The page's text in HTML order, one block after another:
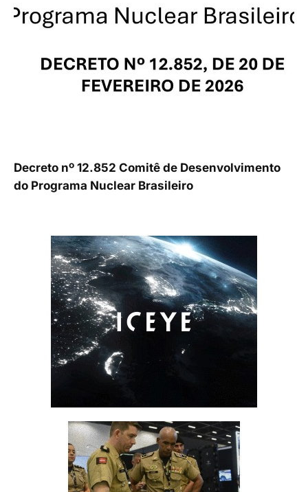
Decreto nº 12.852 Comitê de Desenvolvimento
do Programa Nuclear Brasileiro